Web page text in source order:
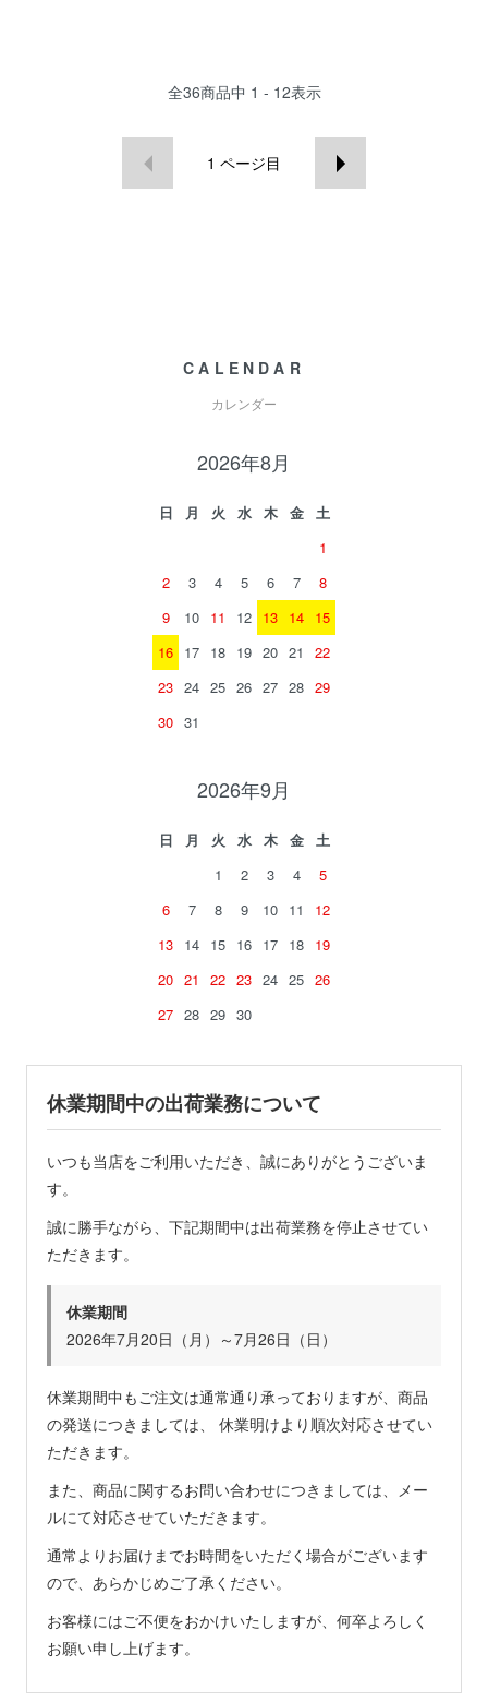
全36商品中 1 - 12表示
1 ページ目
CALENDAR
カレンダー
2026年8月
日 月 火 水 木 金
土
1
2
3 4 5 6 7
8
9
10 11 12 13 14 15
16 17 18 19 20 21
22
23 24 25 26 27 28 29
30 31
2026年9月
日 月 火 水 木 金
土
1
2 3 4
5
6
7 8 9 10 11
12
13 14 15 16 17 18 19
20 21 22 23 24 25 26
27 28 29 30
休業期間中の出荷業務について
いつも当店をご利用いただき、誠にありがとうございま
す。
誠に勝手ながら、下記期間中は出荷業務を停止させてい
ただきます。
休業期間
2026年7月20日（月）～7月26日（日）
休業期間中もご注文は通常通り承っておりますが、商品
の発送につきましては、 休業明けより順次対応させてい
ただきます。
また、商品に関するお問い合わせにつきましては、メー
ルにて対応させていただきます。
通常よりお届けまでお時間をいただく場合がございます
ので、あらかじめご了承ください。
お客様にはご不便をおかけいたしますが、何卒よろしく
お願い申し上げます。